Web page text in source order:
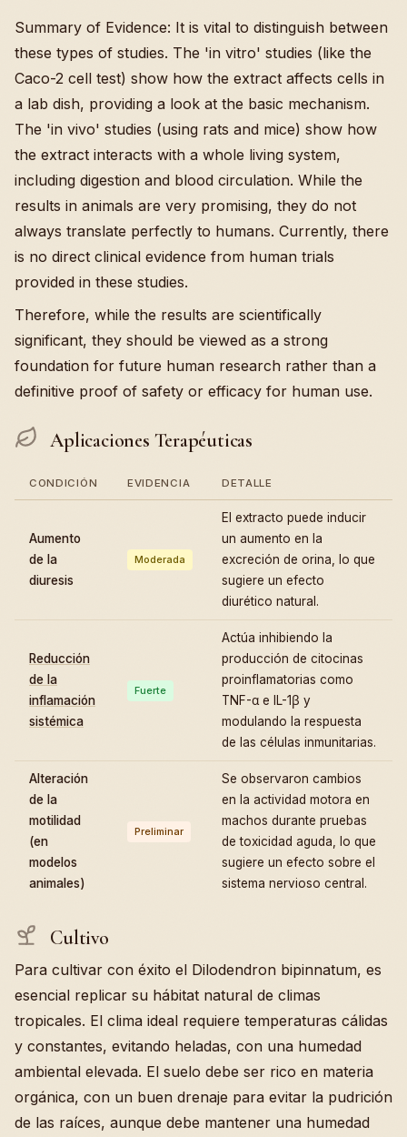
Summary of Evidence: It is vital to distinguish between
these types of studies. The 'in vitro' studies (like the
Caco-2 cell test) show how the extract affects cells in
a lab dish, providing a look at the basic mechanism.
The 'in vivo' studies (using rats and mice) show how
the extract interacts with a whole living system,
including digestion and blood circulation. While the
results in animals are very promising, they do not
always translate perfectly to humans. Currently, there
is no direct clinical evidence from human trials
provided in these studies.
Therefore, while the results are scientifically
significant, they should be viewed as a strong
foundation for future human research rather than a
definitive proof of safety or efficacy for human use.
Aplicaciones Terapéuticas
CONDICIÓN EVIDENCIA DETALLE
Aumento
de la
diuresis
Moderada
El extracto puede inducir
un aumento en la
excreción de orina, lo que
sugiere un efecto
diurético natural.
Reducción
de la
inflamación
sistémica
Fuerte
Actúa inhibiendo la
producción de citocinas
proinflamatorias como
TNF-α e IL-1β y
modulando la respuesta
de las células inmunitarias.
Alteración
de la
motilidad
(en
modelos
animales)
Preliminar
Se observaron cambios
en la actividad motora en
machos durante pruebas
de toxicidad aguda, lo que
sugiere un efecto sobre el
sistema nervioso central.
Cultivo
Para cultivar con éxito el Dilodendron bipinnatum, es
esencial replicar su hábitat natural de climas
tropicales. El clima ideal requiere temperaturas cálidas
y constantes, evitando heladas, con una humedad
ambiental elevada. El suelo debe ser rico en materia
orgánica, con un buen drenaje para evitar la pudrición
de las raíces, aunque debe mantener una humedad